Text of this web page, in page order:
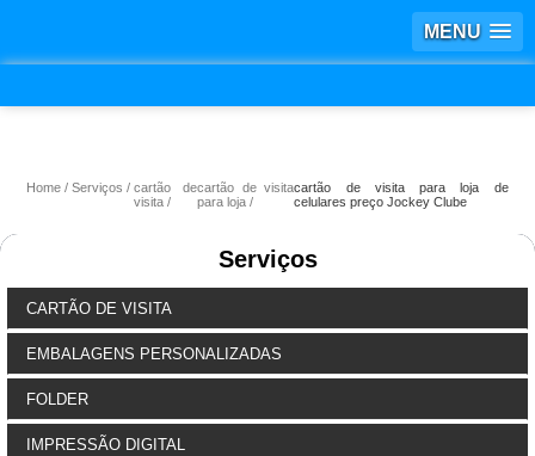
MENU
Home Serviços
cartão de
visita
cartão de visita
para loja
cartão de visita para loja de
celulares preço Jockey Clube
Serviços
CARTÃO DE VISITA
EMBALAGENS PERSONALIZADAS
FOLDER
IMPRESSÃO DIGITAL